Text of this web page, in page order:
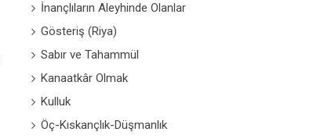
İnançlıların Aleyhinde Olanlar
Gösteriş (Riya)
Sabır ve Tahammül
Kanaatkâr Olmak
Kulluk
Öç-Kıskançlık-Düşmanlık